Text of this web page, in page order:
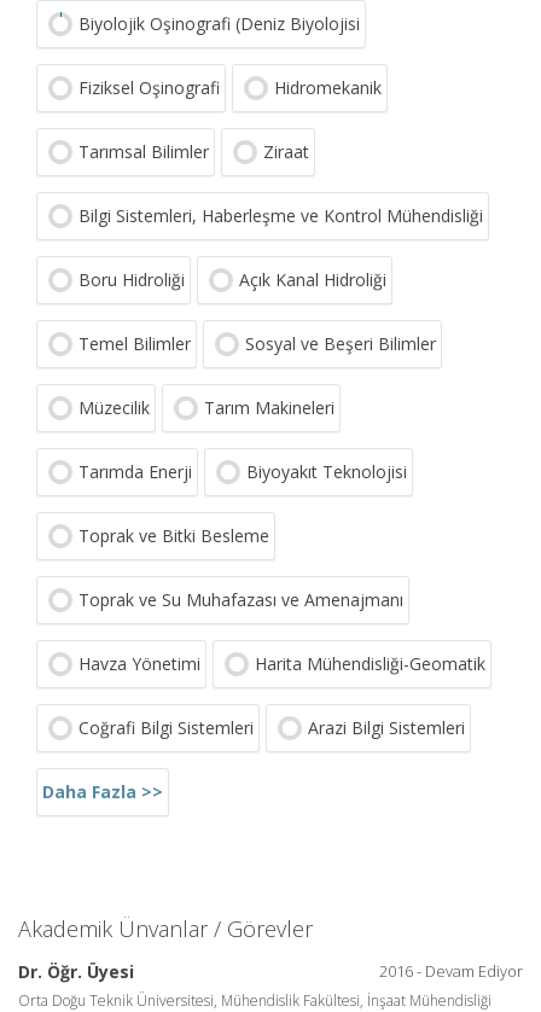
Biyolojik Oşinografi (Deniz Biyolojisi
Fiziksel Oşinografi Hidromekanik
Tarımsal Bilimler Ziraat
Bilgi Sistemleri, Haberleşme ve Kontrol Mühendisliği
Boru Hidroliği Açık Kanal Hidroliği
Temel Bilimler Sosyal ve Beşeri Bilimler
Müzecilik Tarım Makineleri
Tarımda Enerji Biyoyakıt Teknolojisi
Toprak ve Bitki Besleme
Toprak ve Su Muhafazası ve Amenajmanı
Havza Yönetimi Harita Mühendisliği-Geomatik
Coğrafi Bilgi Sistemleri Arazi Bilgi Sistemleri
Daha Fazla >>
Akademik Ünvanlar / Görevler
2016 - Devam Ediyor
Dr. Öğr. Üyesi
Orta Doğu Teknik Üniversitesi, Mühendislik Fakültesi, İnşaat Mühendisliği